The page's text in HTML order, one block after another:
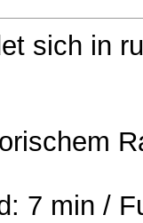
sich in
7 min /